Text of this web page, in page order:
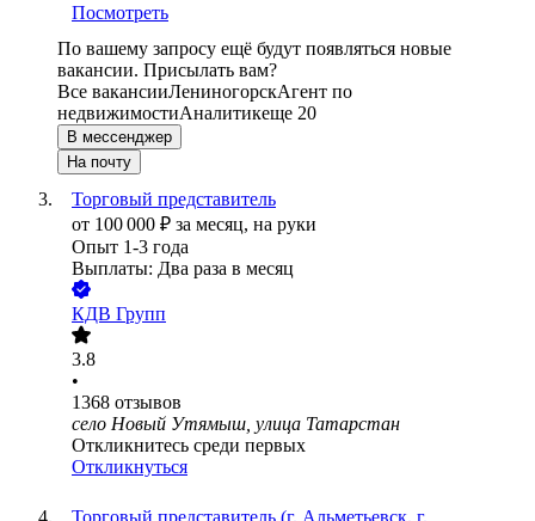
Посмотреть
По вашему запросу ещё будут появляться новые
вакансии. Присылать вам?
Все вакансииЛениногорскАгент по
недвижимостиАналитикеще 20
В мессенджер
На почту
Торговый представитель
от 100 000 ₽ за месяц, на руки
Опыт 1-3 года
Выплаты: Два раза в месяц
КДВ Групп
3.8
•
1368 отзывов
село Новый Утямыш, улица Татарстан
Откликнитесь среди первых
Откликнуться